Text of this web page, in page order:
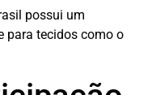
possui um
para tecidos como o